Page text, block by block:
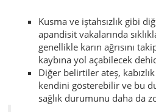
Kusma ve iştahsızlık gibi
apandisit vakalarında
genellikle karın ağrısını
kaybına yol açabilecek
Diğer belirtiler ateş,
kendini gösterebilir ve bu
sağlık durumunu daha da